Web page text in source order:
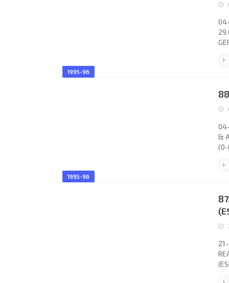
1995-96
&
(0-
1995-96